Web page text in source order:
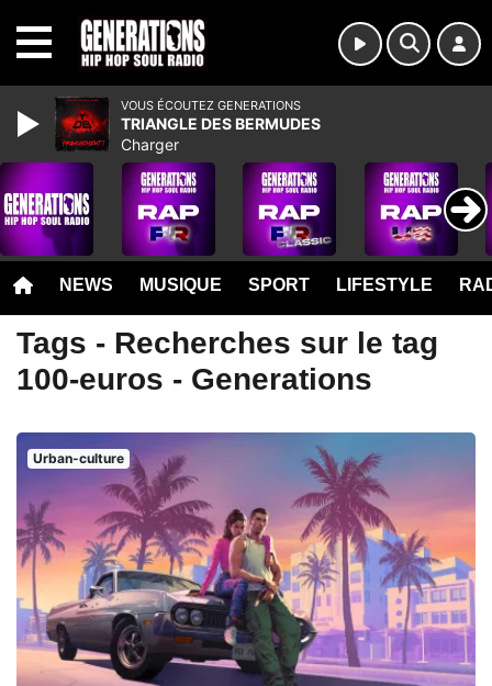
NEWS MUSIQUE SPORT LIFESTYLE
Tags - Recherches sur le tag
100-euros - Generations
Urban-culture
VOUS ÉCOUTEZ GENERATIONS
TRIANGLE DES BERMUDES
Charger